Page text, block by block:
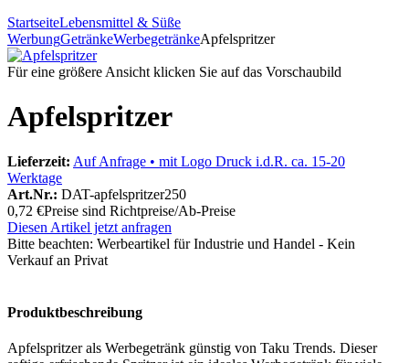
StartseiteLebensmittel & Süße
WerbungGetränkeWerbegetränkeApfelspritzer
Für eine größere Ansicht klicken Sie auf das Vorschaubild
Apfelspritzer
Lieferzeit: Auf Anfrage • mit Logo Druck i.d.R. ca. 15-20
Werktage
Art.Nr.: DAT-apfelspritzer250
0,72 €Preise sind Richtpreise/Ab-Preise
Diesen Artikel jetzt anfragen
Bitte beachten: Werbeartikel für Industrie und Handel - Kein
Verkauf an Privat
Produktbeschreibung
Apfelspritzer als Werbegetränk günstig von Taku Trends. Dieser